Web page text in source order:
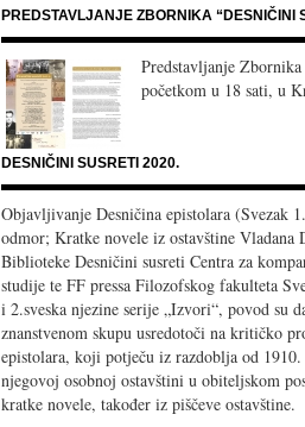
PREDSTAVLJANJE ZBORNIKA “DESNIČINI
Predstavljanje
početkom u 18 sati, u
DESNIČINI SUSRETI 2020.
Objavljivanje Desničina epistolara (Svezak
odmor; Kratke novele iz ostavštine Vladana
Biblioteke Desničini susreti Centra za
studije te FF pressa Filozofskog fakulteta
i 2.sveska njezine serije „Izvori“, povod su
znanstvenom skupu usredotoči na kritičko
epistolara, koji potječu iz razdoblja od
njegovoj osobnoj ostavštini u obiteljskom
kratke novele, također iz piščeve ostavštine.